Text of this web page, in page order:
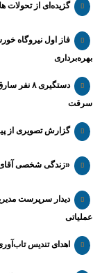
گزیده‌ای از تحولات
فاز اول نیروگاه
بهره‌برداری
سرقت
گزارش تصویری از
«زندگی شخصی
دیدار سرپرست
عملیاتی
اهدای تندیس